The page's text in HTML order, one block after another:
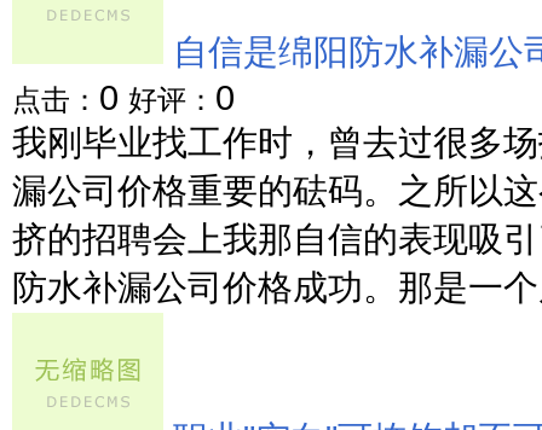
自信是绵阳防水补漏公
点击： 0 好评： 0
我刚毕业找工作时，曾去过很多
漏公司价格重要的砝码。之所以
挤的招聘会上我那自信的表现吸
防水补漏公司价格成功。那是一